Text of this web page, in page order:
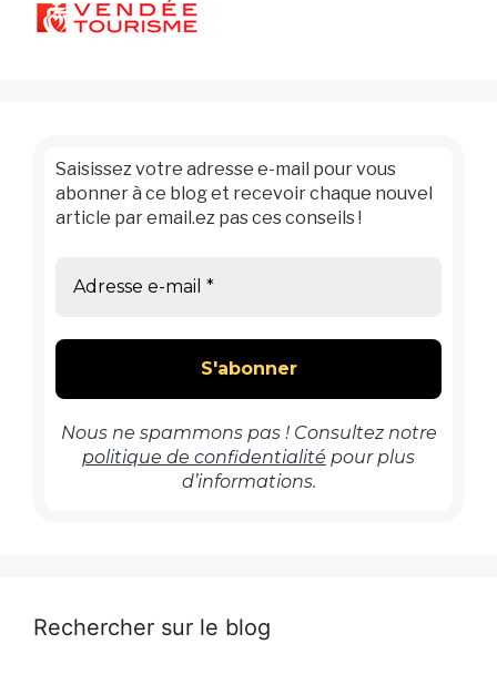
Saisissez votre adresse e-mail pour vous
abonner à ce blog et recevoir chaque nouvel
article par email.ez pas ces conseils !
Nous ne spammons pas ! Consultez notre
politique de confidentialité pour plus
d’informations.
Rechercher sur le blog